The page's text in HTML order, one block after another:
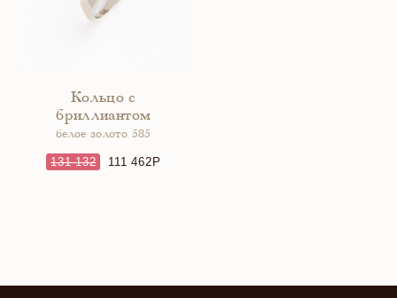
Кольцо с
бриллиантом
белое золото 585
131 132 111 462